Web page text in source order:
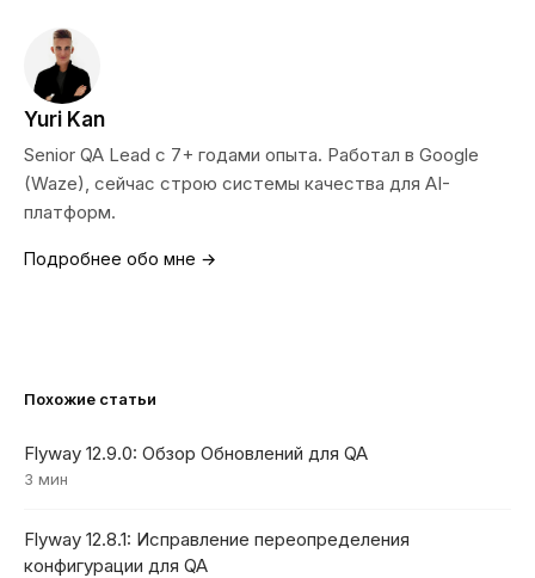
Yuri Kan
Senior QA Lead с 7+ годами опыта. Работал в Google
(Waze), сейчас строю системы качества для AI-
платформ.
Подробнее обо мне →
Похожие статьи
Flyway 12.9.0: Обзор Обновлений для QA
3 мин
Flyway 12.8.1: Исправление переопределения
конфигурации для QA